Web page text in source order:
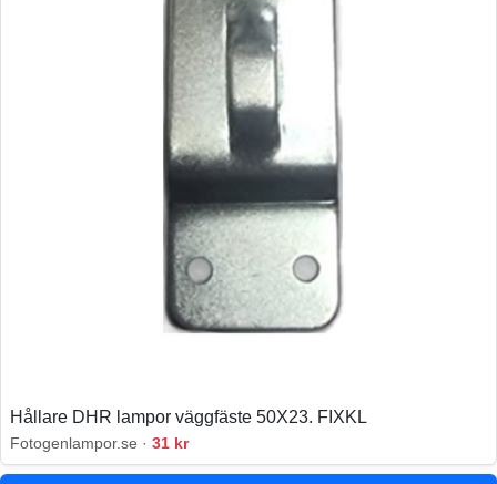
Hållare DHR lampor väggfäste 50X23. FIXKL
Fotogenlampor.se · 31 kr